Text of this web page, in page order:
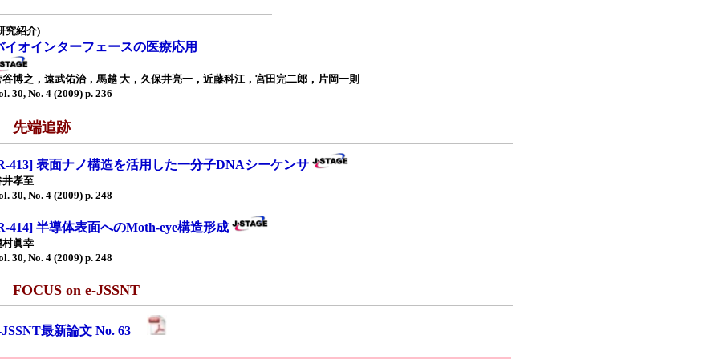
究紹介)
イオインターフェースの医療応用
谷博之，遠武佑治，馬越 大，久保井亮一，近藤科江，宮田完二郎，片岡一則
30, No. 4 (2009) p. 236
先端追跡
413] 表面ナノ構造を活用した一分子DNAシーケンサ
井孝至
30, No. 4 (2009) p. 248
414] 半導体表面へのMoth-eye構造形成
村眞幸
30, No. 4 (2009) p. 248
FOCUS on e-JSSNT
JSSNT最新論文 No. 63